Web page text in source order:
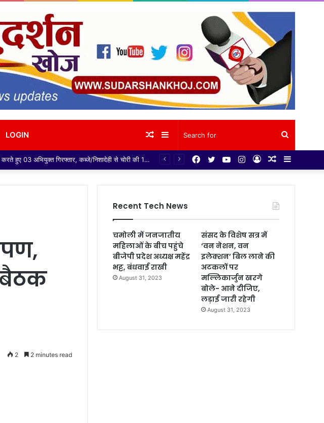
LOGIN Search
for
Sidebar
Random
अखिल भारतवर्षीय ब्राह्मण महासभा [पंजीकृत 1939]एनसीआर भारत के मीडिया कार्यक्रम प्रभारी मनोनयन 12 जून माह से लगातार जन जन तक ब्राह्मण समाज संत श्रृदेय मदन मोहन मालवीय के Sidebar
Random
Log
Instagram
YouTube
Twitter
Facebook
बैठक
2 2 minutes read
Recent Tech News
चमोली में जनजातीय
महिलाओं के बीच पहुंचे
बीजेपी प्रदेश अध्यक्ष महेंद्र
भट्ट, बंधवाई राखी
August 31, 2023
संसद के विशेष सत्र में
‘वन नेशन, वन
इलेक्शन’ बिल लाने की
अटकलों पर
मल्लिकार्जुन खरगे
बोले- आने दीजिए,
लड़ाई जारी रहेगी
August 31, 2023